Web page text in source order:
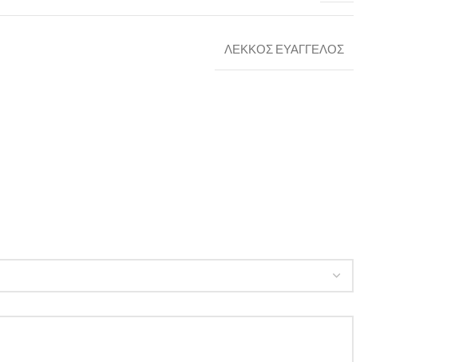
ΛΕΚΚΟΣ ΕΥΑΓΓΕΛΟΣ